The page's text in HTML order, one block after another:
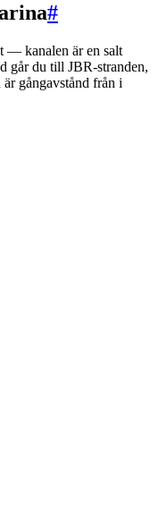
#
— kanalen är en salt
går du till JBR-stranden,
gångavstånd från i